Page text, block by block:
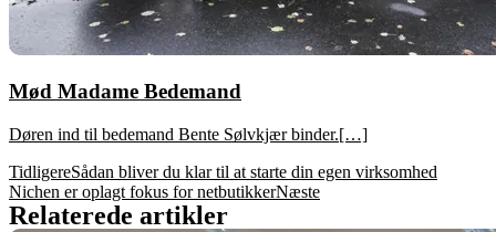
Mød Madame Bedemand
Døren ind til bedemand Bente Sølvkjær binder.[…]
TidligereSådan bliver du klar til at starte din egen virksomhed
Nichen er oplagt fokus for netbutikkerNæste
Relaterede artikler